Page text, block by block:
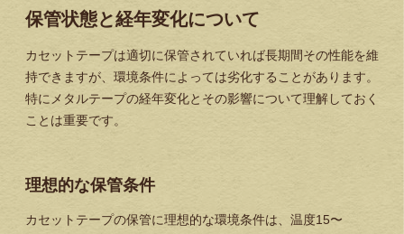
保管状態と経年変化について
カセットテープは適切に保管されていれば長期間その性能を維
持できますが、環境条件によっては劣化することがあります。
特にメタルテープの経年変化とその影響について理解しておく
ことは重要です。
理想的な保管条件
カセットテープの保管に理想的な環境条件は、温度15〜